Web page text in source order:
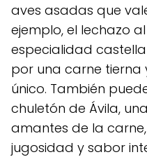
aves asadas que
ejemplo, el lechazo
especialidad
por una carne tierna
único. También
chuletón de Ávila,
amantes de la
jugosidad y sabor